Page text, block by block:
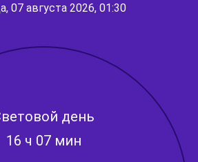
07 августа 2026, 01:30
день
16 ч 07 мин